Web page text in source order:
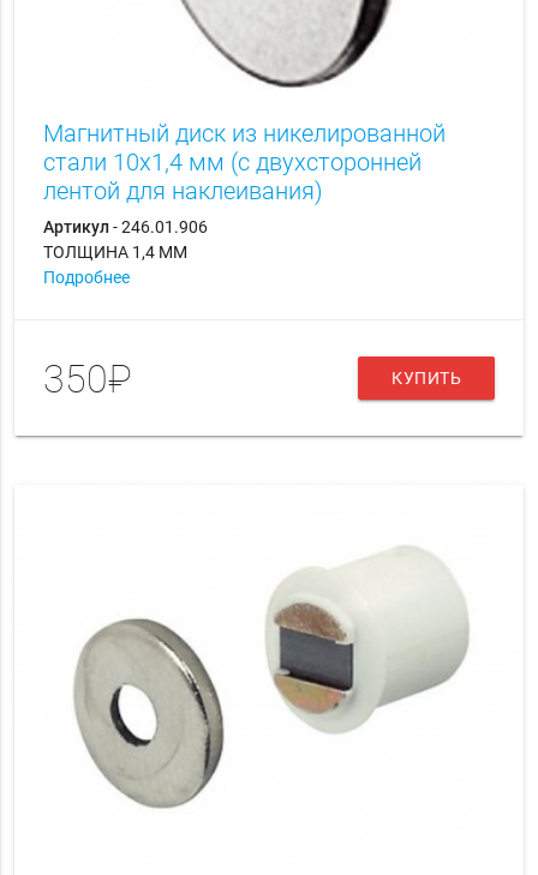
Магнитный диск из никелированной
стали 10х1,4 мм (с двухсторонней
лентой для наклеивания)
Артикул- 246.01.906
ТОЛЩИНА 1,4 ММ
Подробнее
350₽ КУПИТЬ